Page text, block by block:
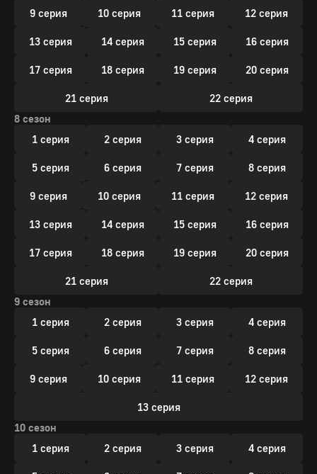
9 серия 10 серия 11 серия 12 серия
13 серия 14 серия 15 серия 16 серия
17 серия 18 серия 19 серия 20 серия
21 серия
22 серия
8 сезон
1 серия
2 серия 3 серия 4 серия
5 серия 6 серия 7 серия 8 серия
9 серия 10 серия 11 серия 12 серия
13 серия 14 серия 15 серия 16 серия
17 серия 18 серия 19 серия 20 серия
21 серия
22 серия
9 сезон
1 серия
2 серия 3 серия 4 серия
5 серия 6 серия 7 серия 8 серия
9 серия 10 серия 11 серия 12 серия
13 серия
10 сезон
1 серия
2 серия 3 серия 4 серия